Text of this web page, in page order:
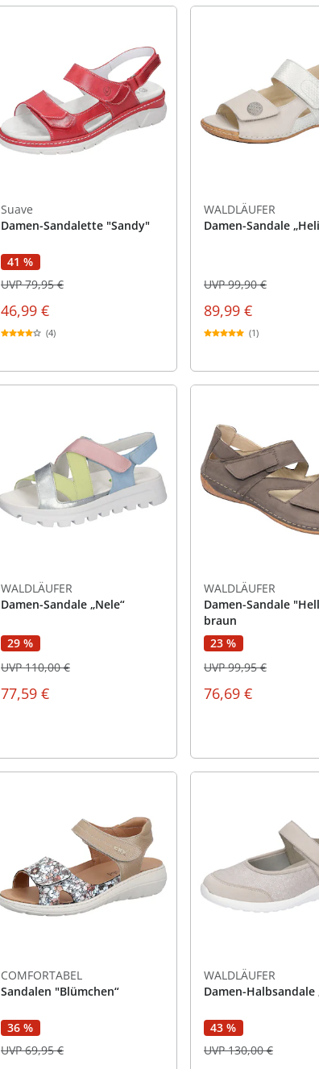
Suave
Damen-Sandalette "Sandy"
41 %
46,99 €
UVP 79,95 €
(4)
WALDLÄUFER
Damen-Sandale
89,99 €
UVP 99,90 €
(1)
WALDLÄUFER
Damen-Sandale „Nele“
29 %
77,59 €
UVP 110,00 €
WALDLÄUFER
Damen-Sandale
braun
23 %
76,69 €
UVP 99,95 €
COMFORTABEL
Sandalen "Blümchen“
36 %
UVP 69,95 €
WALDLÄUFER
Damen-Halbsandale
43 %
UVP 130,00 €